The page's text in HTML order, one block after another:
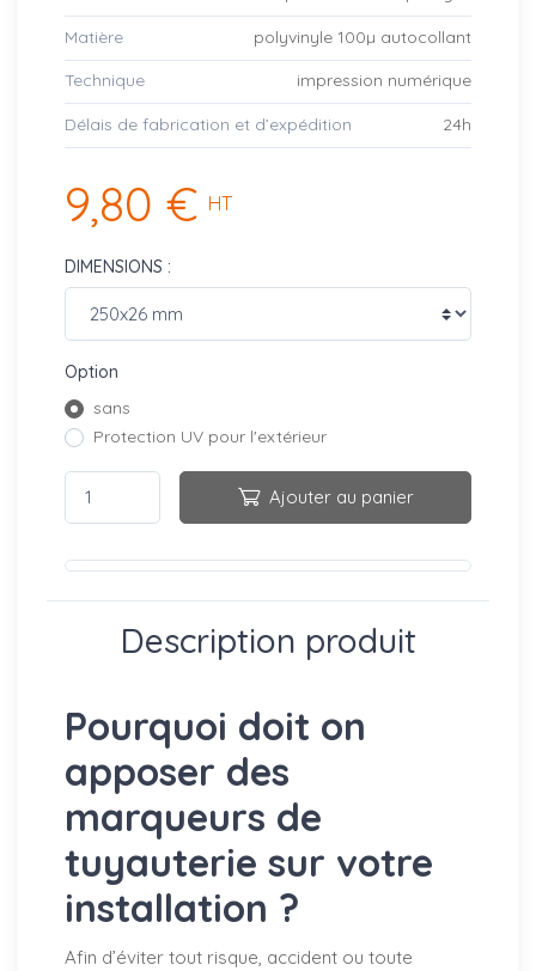
Matière polyvinyle 100µ autocollant
Technique impression numérique
Délais de fabrication et d’expédition 24h
9,80 € HT
DIMENSIONS :
Option
sans
Protection UV pour l'extérieur
Ajouter au panier
Description produit
Pourquoi doit on
apposer des
marqueurs de
tuyauterie sur votre
installation ?
Afin d’éviter tout risque, accident ou toute